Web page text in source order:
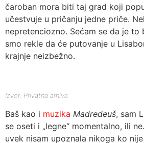
čaroban mora biti taj grad koji
učestvuje u pričanju jedne priče.
nepretenciozno. Sećam se da je to
smo rekle da će putovanje u
krajnje neizbežno.
Izvor: Privatna arhiva
Baš kao i muzika Madredeuš, sam
se oseti i „legne“ momentalno, ili
uvek nisam upoznala nikoga ko